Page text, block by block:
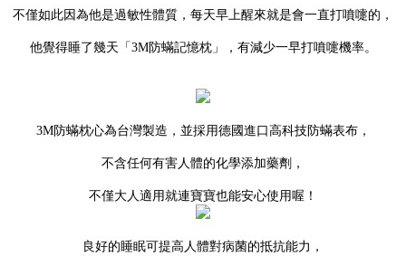
不僅如此因為他是過敏性體質，每天早上醒來就是會一直打噴嚏的，
他覺得睡了幾天 「 3M防蟎記憶枕」，有減少一早打噴嚏機率。
3M防蟎枕心為台灣製造，並採用德國進口高科技防蟎表布，
不含任何有害人體的化學添加藥劑，
不僅大人適用就連寶寶也能安心使用喔！
良好的睡眠可提高人體對病菌的抵抗能力，